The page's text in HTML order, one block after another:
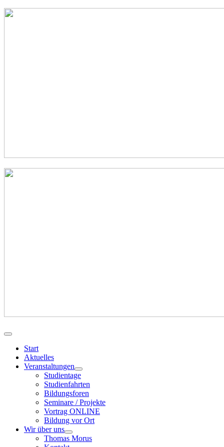
Start
Aktuelles
Veranstaltungen
Studientage
Studienfahrten
Bildungsforen
Seminare / Projekte
Vortrag ONLINE
Bildung vor Ort
Wir über uns
Thomas Morus